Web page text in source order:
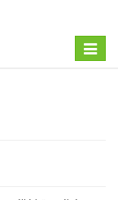
Toggle